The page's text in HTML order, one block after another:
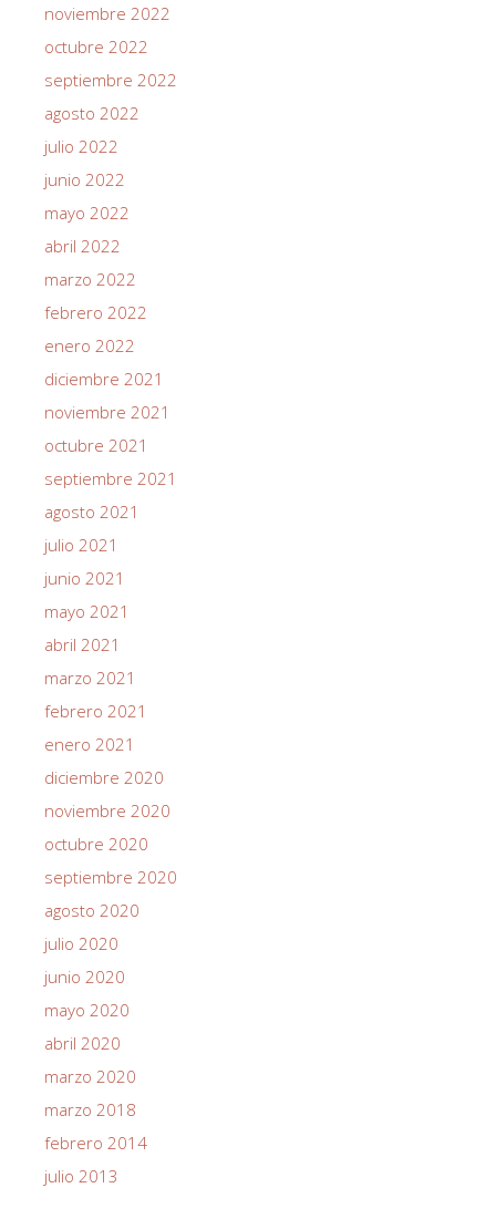
noviembre 2022
octubre 2022
septiembre 2022
agosto 2022
julio 2022
junio 2022
mayo 2022
abril 2022
marzo 2022
febrero 2022
enero 2022
diciembre 2021
noviembre 2021
octubre 2021
septiembre 2021
agosto 2021
julio 2021
junio 2021
mayo 2021
abril 2021
marzo 2021
febrero 2021
enero 2021
diciembre 2020
noviembre 2020
octubre 2020
septiembre 2020
agosto 2020
julio 2020
junio 2020
mayo 2020
abril 2020
marzo 2020
marzo 2018
febrero 2014
julio 2013